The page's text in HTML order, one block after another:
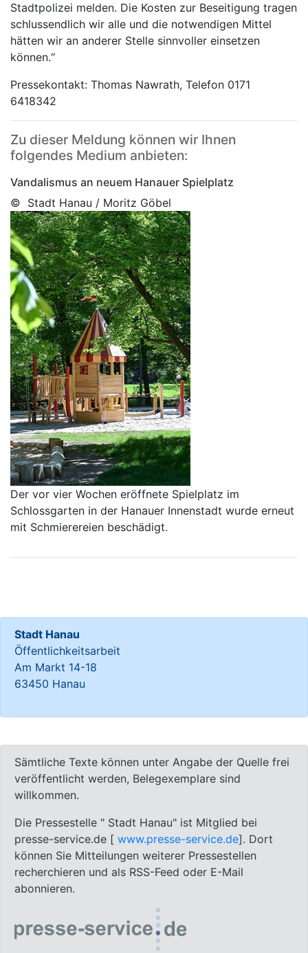
Stadtpolizei melden. Die Kosten zur Beseitigung tragen
schlussendlich wir alle und die notwendigen Mittel
hätten wir an anderer Stelle sinnvoller einsetzen
können.“
Pressekontakt: Thomas Nawrath, Telefon 0171
6418342
Zu dieser Meldung können wir Ihnen
folgendes Medium anbieten:
Vandalismus an neuem Hanauer Spielplatz
© Stadt Hanau / Moritz Göbel
Der vor vier Wochen eröffnete Spielplatz im
Schlossgarten in der Hanauer Innenstadt wurde erneut
mit Schmierereien beschädigt.
Stadt Hanau
Öffentlichkeitsarbeit
Am Markt 14-18
63450 Hanau
Sämtliche Texte können unter Angabe der Quelle frei
veröffentlicht werden, Belegexemplare sind
willkommen.
Die Pressestelle " Stadt Hanau" ist Mitglied bei
presse-service.de [ www.presse-service.de]. Dort
können Sie Mitteilungen weiterer Pressestellen
recherchieren und als RSS-Feed oder E-Mail
abonnieren.